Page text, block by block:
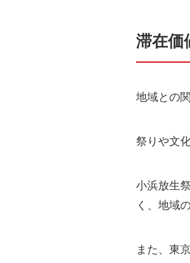
滞在価
地域との
祭りや文
小浜放生
く、地域
また、東